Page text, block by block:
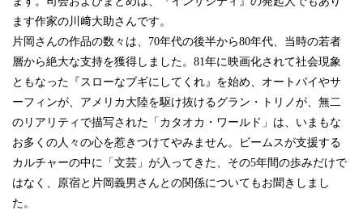
ます作家の川﨑大助さんです。
片岡さんの作品の数々は、70年代の後半から80年代、当時の若者
層から絶大な支持を獲得しました。81年に映画化されて社会現象
ともなった『スローなブギにしてくれ』を始め、オートバイやサ
ーフィンが、アメリカ大陸を駆け抜けるグラン・トリノが、無二
のリアリティで描写された「カタオカ・ワールド」は、いまもな
お多くの人々の心を惹きつけてやみません。ビームスが支援する
カルチャーの中に「文芸」が入ってきた、その5年間の歩みだけで
はなく、原宿と片岡義男さんとの関係についてもお聞きしまし
た。